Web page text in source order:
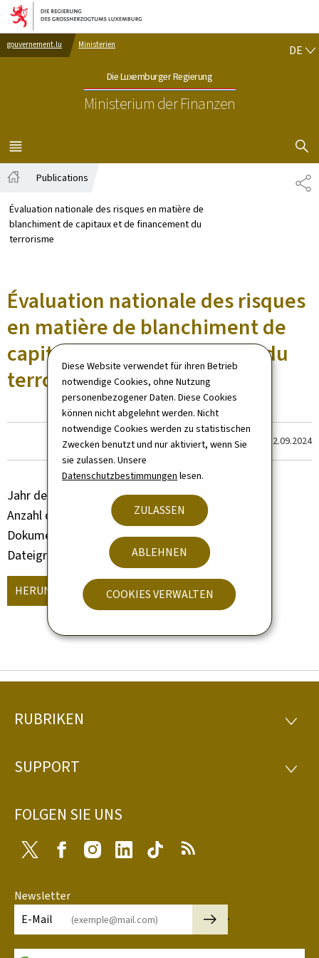
Diese Website verwendet für ihren Betrieb
notwendige Cookies, ohne Nutzung
personenbezogener Daten. Diese Cookies
können nicht abgelehnt werden. Nicht
notwendige Cookies werden zu statistischen
Zwecken benutzt und nur aktiviert, wenn Sie
sie zulassen. Unsere
Datenschutzbestimmungen lesen.
ZULASSEN
ABLEHNEN
COOKIES VERWALTEN
Zur Hauptnavigation
Zum Inhalt
gouvernement.lu Ministerien
Die Luxemburger Regierung
Ministerium der Finanzen
DE
MENÜ
HAUPT-
Publications
Évaluation nationale des risques en matière de
blanchiment de capitaux et de financement du
terrorisme
Évaluation nationale des risques
en matière de blanchiment de
capitaux et de financement du
terrorisme
Zum letzten Mal aktualisiert am 12.09.2024
Jahr der Veröffentlichung 2018
Anzahl der Seiten
24 seite(n)
Dokumentformat
Pdf
Dateigröße
363 KB
HERUNTERLADEN(, PDF - 363 KB)
Footer
RUBRIKEN
SUPPORT
FOLGEN SIE UNS
Twitter FacebookInstagramLinkedIn Tiktok
Newsletter
E-Mail
🡒